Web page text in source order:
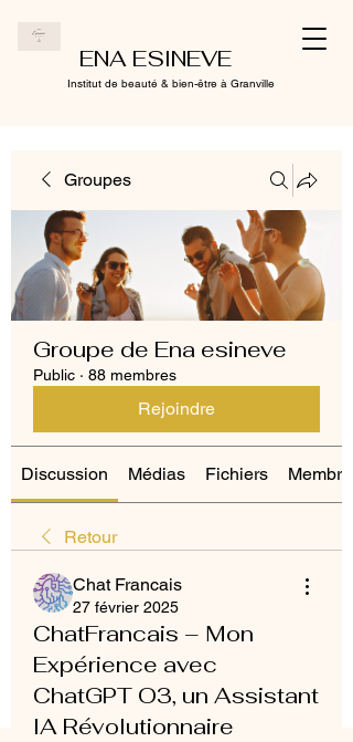
ENA ESINEVE
Institut de beauté & bien-être à Granville
Groupes
Groupe de Ena esineve
Public · 88 membres
Rejoindre
Discussion Médias Fichiers Membres
Retour
Chat Francais
27 février 2025
ChatFrancais – Mon
Expérience avec
ChatGPT O3, un Assistant
IA Révolutionnaire